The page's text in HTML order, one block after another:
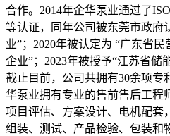
合作。2014年企华泵业通过了
等认证，同年公司被东莞市政府
业”；2020年被认定为 “广东省
企业”；2023年被授予“江苏省储
截止目前，公司共拥有30余项专
华泵业拥有专业的售前售后工程
项目评估、方案设计、电机配套
组装、测试、产品检验、包装和